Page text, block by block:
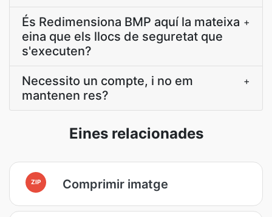
És Redimensiona BMP aquí la mateixa
eina que els llocs de seguretat que
s'executen?
+
Necessito un compte, i no em
mantenen res?
+
Eines relacionades
ZIP Comprimir imatge